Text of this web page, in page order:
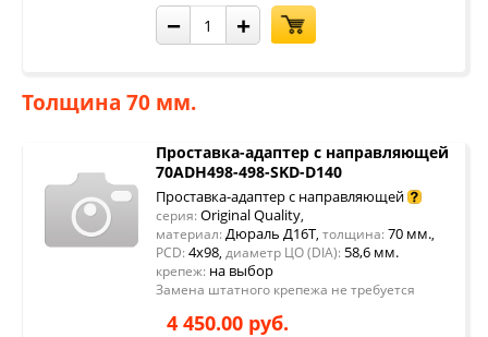
− +
Толщина 70 мм.
Проставка-адаптер с направляющей
70ADH498-498-SKD-D140
Проставка-адаптер с направляющей
серия: Original Quality,
материал: Дюраль Д16Т, толщина: 70 мм.,
PCD: 4x98, диаметр ЦО (DIA): 58,6 мм.
крепеж: на выбор
Замена штатного крепежа не требуется
4 450.00 руб.